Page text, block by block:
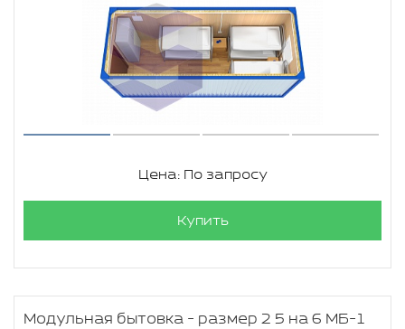
Цена: По запросу
Купить
Модульная бытовка - размер 2 5 на 6 МБ-1